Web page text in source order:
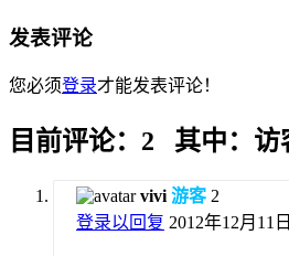
发表评论
您必须登录才能发表评论！
目前评论：2 其中：
vivi 游客 2
登录以回复 2012年12月11